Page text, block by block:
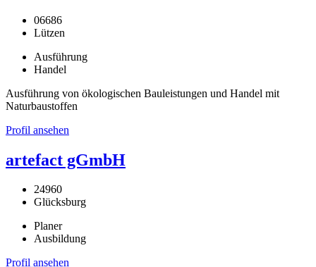
06686
Lützen
Ausführung
Handel
Ausführung von ökologischen Bauleistungen und Handel mit
Naturbaustoffen
Profil ansehen
artefact gGmbH
24960
Glücksburg
Planer
Ausbildung
Profil ansehen